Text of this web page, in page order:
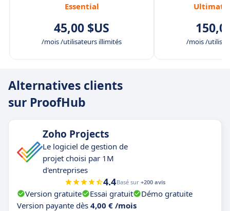
Essential
45,00 $US
/mois /utilisateurs illimités
Ultimate
/mois /
Alternatives clients
sur ProofHub
Zoho Projects
Le logiciel de gestion de
projet choisi par 1M
d'entreprises
4.4Basé sur +200 avis
Version gratuite Essai gratuit
Démo gratuite
Version payante dès 4,00 € /mois